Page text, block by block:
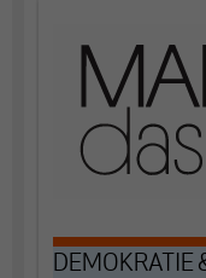
DEMOKRATIE